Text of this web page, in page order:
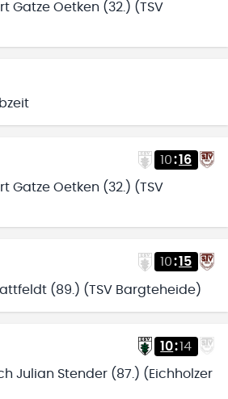
Gatze Oetken (32.) (TSV
10:16
Gatze Oetken (32.) (TSV
10:15
(89.) (TSV Bargteheide)
10:14
Julian Stender (87.) (Eichholzer